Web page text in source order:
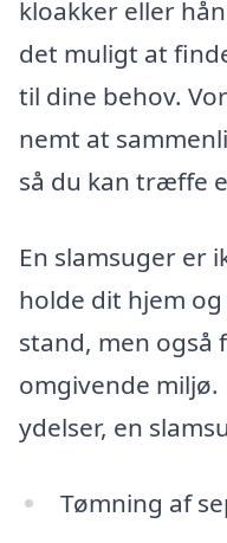
kloakker eller
det muligt at
til dine behov.
nemt at
så du kan træffe
En slamsuger er
holde dit hjem
stand, men også
omgivende miljø.
ydelser, en
Tømning af